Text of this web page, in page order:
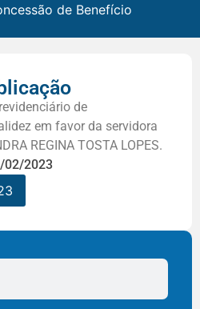
de Benefício
de
em favor da servidora
REGINA TOSTA LOPES.
02/2023